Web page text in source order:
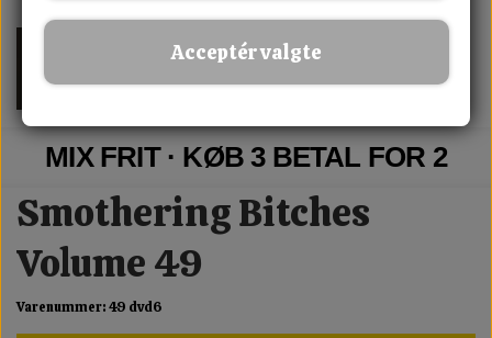
MIX FRIT · KØB 3 BETAL FOR 2
Smothering Bitches
Volume 49
Varenummer: 49 dvd6
Acceptér valgte